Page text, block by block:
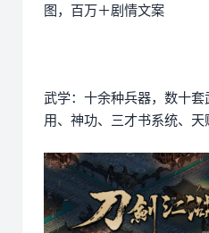
图，百万＋剧情文案
武学：十余种兵器，数十
用、神功、三才书系统、天